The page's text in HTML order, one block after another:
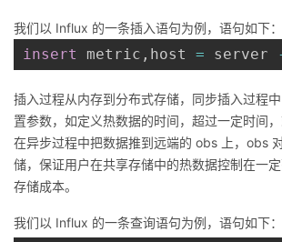
我们以 Influx 的一条插入语句为例，语句如下：
insert metric , host = server
插入过程从内存到分布式存储，同步插入过程
置参数，如定义热数据的时间，超过一定时间，
在异步过程中把数据推到远端的 obs 上，obs
储，保证用户在共享存储中的热数据控制在一
存储成本。
我们以 Influx 的一条查询语句为例，语句如下：